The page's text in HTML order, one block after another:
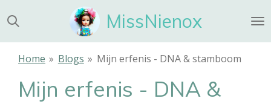
direct
naar
MissNienox
Home » Blogs » Mijn erfenis - DNA & stamboom
Mijn erfenis - DNA &